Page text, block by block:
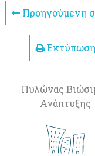
Προηγούμενη
Εκτύπωση
Πυλώνας
Ανάπτυξης